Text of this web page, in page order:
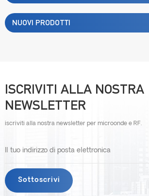
NUOVI PRODOTTI
ISCRIVITI ALLA NOSTRA
NEWSLETTER
iscriviti alla nostra newsletter per microonde e RF.